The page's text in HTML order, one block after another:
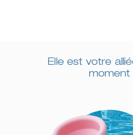
Elle est votre
moment